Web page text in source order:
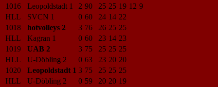
1016
Leopoldstadt 1 2 90 25 25 19 12 9
HLL
SVCN 1 0 60 24 14 22
1018
hotvolleys 2 3 76 26 25 25
HLL
Kagran 1 0 60 23 14 23
1019
UAB 2 3 75 25 25 25
HLL
U-Döbling 2 0 63 23 20 20
1020
Leopoldstadt 1 3 75 25 25 25
HLL
U-Döbling 2 0 59 20 20 19